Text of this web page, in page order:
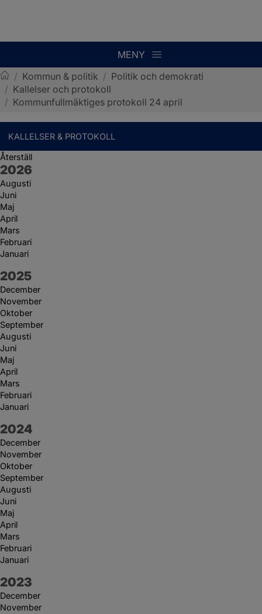
MENY
Sotenäs kommun
/ Kommun & politik / Politik och demokrati
/ Kallelser och protokoll
/ Kommunfullmäktiges protokoll 24 april
KALLELSER & PROTOKOLL
Återställ
År:
2026
Augusti
Juni
Maj
April
Mars
Februari
Januari
År:
2025
December
November
Oktober
September
Augusti
Juni
Maj
April
Mars
Februari
Januari
År:
2024
December
November
Oktober
September
Augusti
Juni
Maj
April
Mars
Februari
Januari
År:
2023
December
November